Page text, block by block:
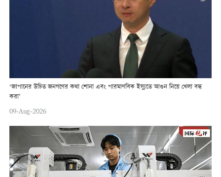
‘জাপানের উচিত জনগণের কথা শোনা এবং পারমাণবিক ইস্যুতে আগুন নিয়ে খেলা বন্ধ
করা’
09-Aug-2026